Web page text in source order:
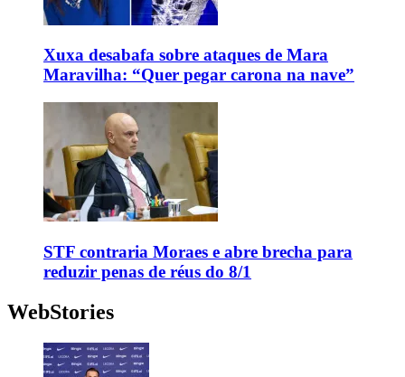
Xuxa desabafa sobre ataques de Mara
Maravilha: “Quer pegar carona na nave”
STF contraria Moraes e abre brecha para
reduzir penas de réus do 8/1
WebStories